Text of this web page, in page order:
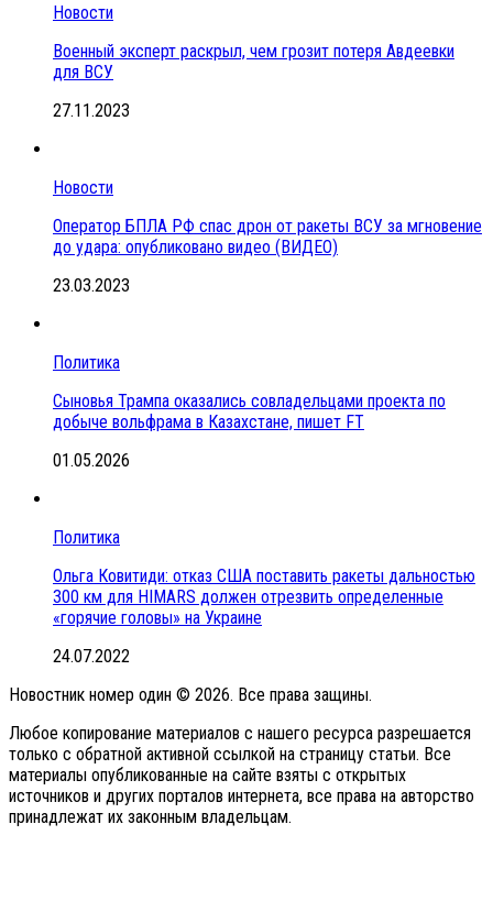
Новости
Военный эксперт раскрыл, чем грозит потеря Авдеевки
для ВСУ
27.11.2023
Новости
Оператор БПЛА РФ спас дрон от ракеты ВСУ за мгновение
до удара: опубликовано видео (ВИДЕО)
23.03.2023
Политика
Сыновья Трампа оказались совладельцами проекта по
добыче вольфрама в Казахстане, пишет FT
01.05.2026
Политика
Ольга Ковитиди: отказ США поставить ракеты дальностью
300 км для HIMARS должен отрезвить определенные
«горячие головы» на Украине
24.07.2022
Новостник номер один © 2026. Все права защины.
Любое копирование материалов с нашего ресурса разрешается
только с обратной активной ссылкой на страницу статьи. Все
материалы опубликованные на сайте взяты с открытых
источников и других порталов интернета, все права на авторство
принадлежат их законным владельцам.